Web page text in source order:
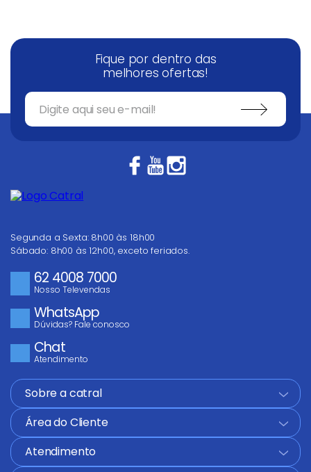
Fique por dentro das
melhores ofertas!
Segunda a Sexta: 8h00 às 18h00
Sábado: 8h00 às 12h00, exceto feriados.
62 4008 7000
Nosso Televendas
WhatsApp
Dúvidas? Fale conosco
Chat
Atendimento
Sobre a catral
+
Área do Cliente
+
Atendimento
+